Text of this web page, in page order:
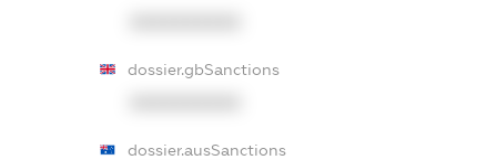
dossier.gbSanctions
dossier.ausSanctions